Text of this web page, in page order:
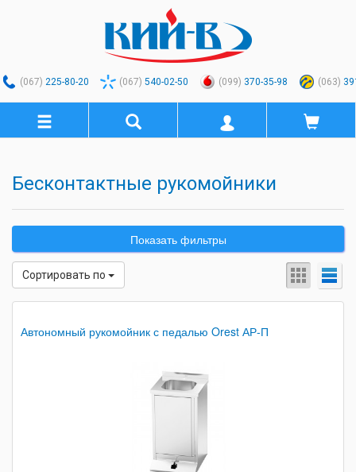
(067) 225-80-20 (067) 540-02-50 (099) 370-35-98 (063)
Показать фильтры
Сортировать по
Автономный рукомойник с педалью Orest АР-П
Бесконтактные рукомойники